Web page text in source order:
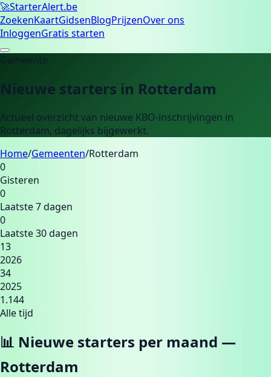
🚀StarterAlert.be
ZoekenKaartGidsenBlogPrijzenOver ons
InloggenGratis starten
Gemeente
Nieuwe starters in Rotterdam
Actueel overzicht van nieuwe KBO-inschrijvingen in
Rotterdam, dagelijks bijgewerkt.
Home/Gemeenten/Rotterdam
0
Gisteren
0
Laatste 7 dagen
0
Laatste 30 dagen
13
2026
34
2025
1.144
Alle tijd
📊 Nieuwe starters per maand —
Rotterdam